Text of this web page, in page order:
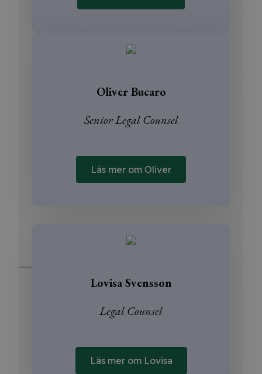
Oliver Bucaro
Senior Legal Counsel
Läs mer om Oliver
Lovisa Svensson
Legal Counsel
Läs mer om Lovisa